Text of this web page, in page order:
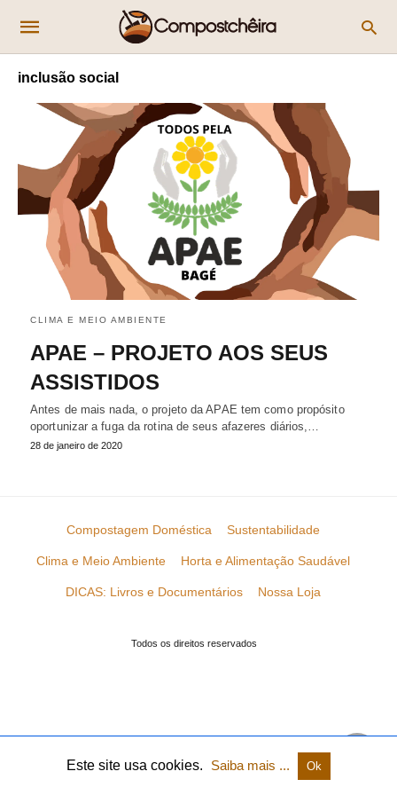
inclusão social
CLIMA E MEIO AMBIENTE
APAE – PROJETO AOS SEUS
ASSISTIDOS
Antes de mais nada, o projeto da APAE tem como propósito
oportunizar a fuga da rotina de seus afazeres diários,…
28 de janeiro de 2020
Compostagem Doméstica Sustentabilidade
Clima e Meio Ambiente Horta e Alimentação Saudável
DICAS: Livros e Documentários Nossa Loja
Todos os direitos reservados
Este site usa cookies. Saiba mais ... Ok